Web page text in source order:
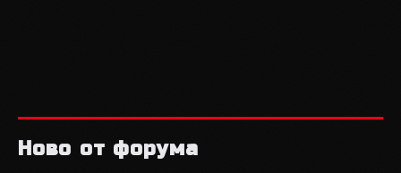
Ново от форума